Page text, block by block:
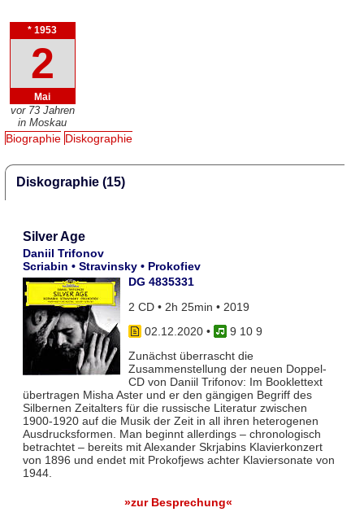
* 1953
2
Mai
vor 73 Jahren
in Moskau
Biographie Diskographie
Diskographie (15)
Silver Age
Daniil Trifonov
Scriabin • Stravinsky • Prokofiev
DG 4835331
2 CD • 2h 25min • 2019
02.12.2020•
9 10 9
Zunächst überrascht die
Zusammenstellung der neuen Doppel-
CD von Daniil Trifonov: Im Booklettext
übertragen Misha Aster und er den gängigen Begriff des
Silbernen Zeitalters für die russische Literatur zwischen
1900-1920 auf die Musik der Zeit in all ihren heterogenen
Ausdrucksformen. Man beginnt allerdings – chronologisch
betrachtet – bereits mit Alexander Skrjabins Klavierkonzert
von 1896 und endet mit Prokofjews achter Klaviersonate von
1944.
»zur Besprechung«